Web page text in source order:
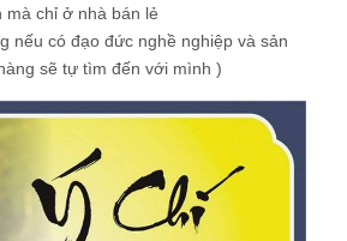
mà chỉ ở nhà bán lẻ
nếu có đạo đức nghề nghiệp và sản
sẽ tự tìm đến với mình )